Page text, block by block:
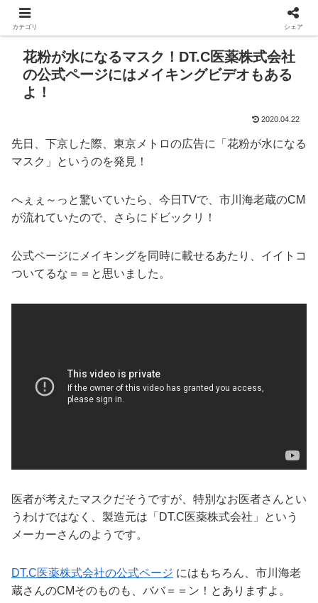
花粉が水になるマスク！DT.C医薬株式会社
の公式ページにはメイキングビデオもある
よ！
2020.04.22
先日、下京した際、東京メトロの広告に「花粉が水になる
マスク」というのを発見！
へぇぇ～っと驚いていたら、今日TVで、市川海老蔵のCM
が流れていたので、さらにドビックリ！
公式ページにメイキングを同時に載せるあたり、イイトコ
ついてるな＝＝と思いました。
医者が考えたマスクだそうですが、特別なお医者さんとい
うわけではなく、製造元は「DT.C医薬株式会社」という
メーカーさんのようです。
DT.C医薬株式会社の公式ページ にはもちろん、市川海老
蔵さんのCMそのものも、ババ＝＝ン！とありますよ。
カテゴリ シェア